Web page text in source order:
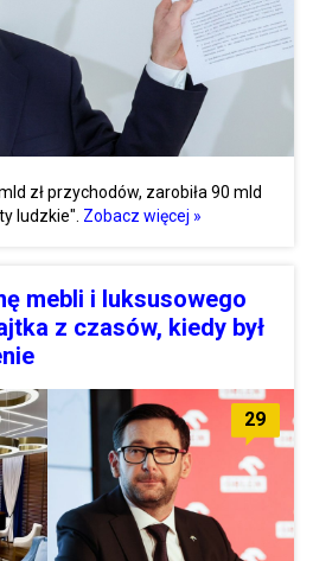
zł przychodów, zarobiła 90 mld
ludzkie". Zobacz więcej »
mebli i luksusowego
z czasów, kiedy był
29